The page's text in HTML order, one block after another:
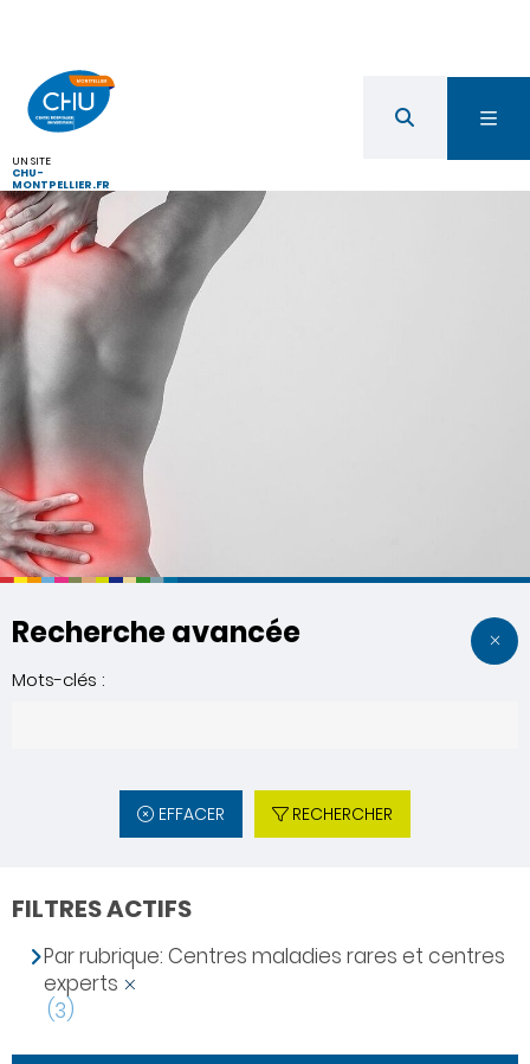
UN SITE
CHU-
MONTPELLIER.FR
Recherche avancée
Mots-clés :
EFFACER RECHERCHER
FILTRES ACTIFS
Par rubrique: Centres maladies rares et centres
experts
(3)